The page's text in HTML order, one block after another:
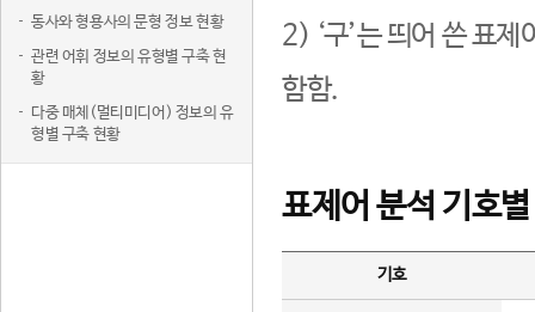
동사와 형용사의 문형 정보 현황
관련 어휘 정보의 유형별 구축 현
황
다중 매체(멀티미디어) 정보의 유
형별 구축 현황
2) ‘구’는 띄어 쓴 표
함함.
표제어 분석 기호
기호